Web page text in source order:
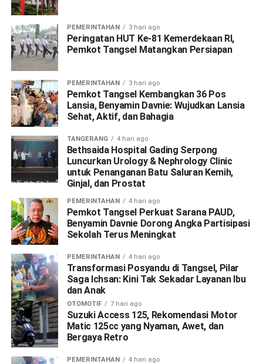
PEMERINTAHAN 3 hari ago
Peringatan HUT Ke-81 Kemerdekaan RI,
Pemkot Tangsel Matangkan Persiapan
PEMERINTAHAN 3 hari ago
Pemkot Tangsel Kembangkan 36 Pos
Lansia, Benyamin Davnie: Wujudkan Lansia
Sehat, Aktif, dan Bahagia
TANGERANG 4 hari ago
Bethsaida Hospital Gading Serpong
Luncurkan Urology & Nephrology Clinic
untuk Penanganan Batu Saluran Kemih,
Ginjal, dan Prostat
PEMERINTAHAN 4 hari ago
Pemkot Tangsel Perkuat Sarana PAUD,
Benyamin Davnie Dorong Angka Partisipasi
Sekolah Terus Meningkat
PEMERINTAHAN 4 hari ago
Transformasi Posyandu di Tangsel, Pilar
Saga Ichsan: Kini Tak Sekadar Layanan Ibu
dan Anak
OTOMOTIF 7 hari ago
Suzuki Access 125, Rekomendasi Motor
Matic 125cc yang Nyaman, Awet, dan
Bergaya Retro
PEMERINTAHAN 4 hari ago